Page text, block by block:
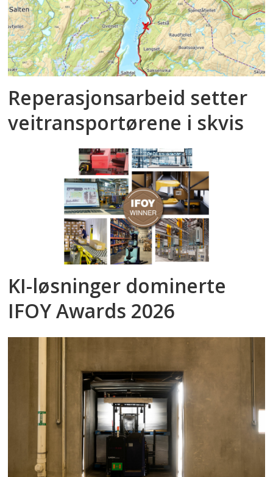
Reperasjonsarbeid setter
veitransportørene i skvis
KI-løsninger dominerte
IFOY Awards 2026